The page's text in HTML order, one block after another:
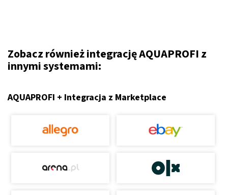
Zobacz również integrację AQUAPROFI z
innymi systemami:
AQUAPROFI + Integracja z Marketplace